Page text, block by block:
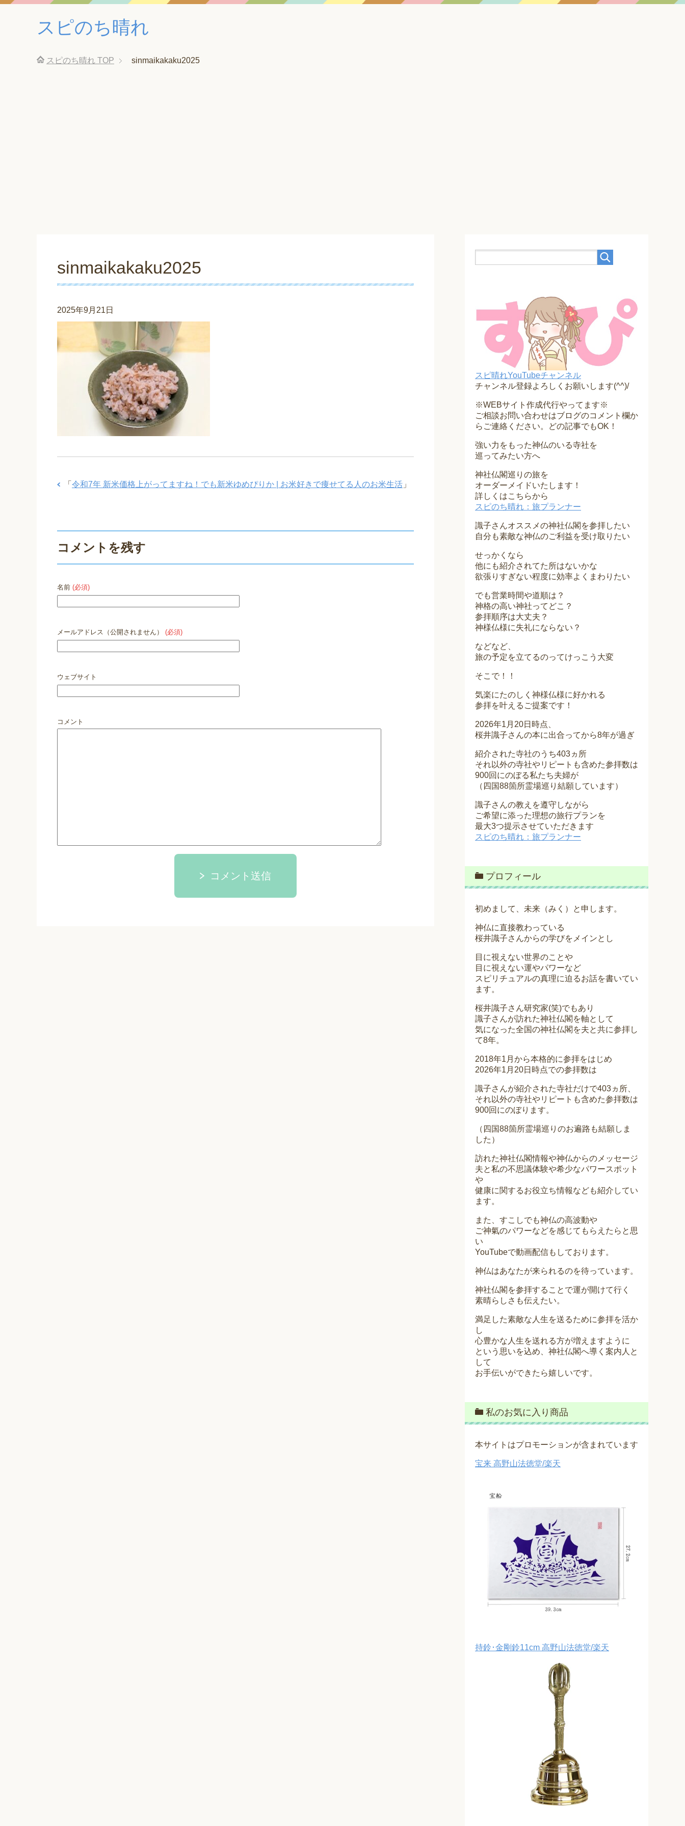
スピのち晴れ
スピのち晴れ TOP sinmaikakaku2025
sinmaikakaku2025
2025年9月21日
「 令和7年 新米価格上がってますね！でも新米ゆめぴりか | お米好きで痩せてる人のお米生活 」
コメントを残す
名前 (必須)
メールアドレス（公開されません） (必須)
ウェブサイト
コメント
コメント送信
スピ晴れYouTubeチャンネル
チャンネル登録よろしくお願いします(^^)/
※WEBサイト作成代行やってます※
ご相談お問い合わせはブログのコメント欄か
らご連絡ください。どの記事でもOK！
強い力をもった神仏のいる寺社を
巡ってみたい方へ
神社仏閣巡りの旅を
オーダーメイドいたします！
詳しくはこちらから
スピのち晴れ：旅プランナー
識子さんオススメの神社仏閣を参拝したい
自分も素敵な神仏のご利益を受け取りたい
せっかくなら
他にも紹介されてた所はないかな
欲張りすぎない程度に効率よくまわりたい
でも営業時間や道順は？
神格の高い神社ってどこ？
参拝順序は大丈夫？
神様仏様に失礼にならない？
などなど、
旅の予定を立てるのってけっこう大変
そこで！！
気楽にたのしく神様仏様に好かれる
参拝を叶えるご提案です！
2026年1月20日時点、
桜井識子さんの本に出合ってから8年が過ぎ
紹介された寺社のうち403ヵ所
それ以外の寺社やリピートも含めた参拝数は
900回にのぼる私たち夫婦が
（四国88箇所霊場巡り結願しています）
識子さんの教えを遵守しながら
ご希望に添った理想の旅行プランを
最大3つ提示させていただきます
スピのち晴れ：旅プランナー
プロフィール
初めまして、未来（みく）と申します。
神仏に直接教わっている
桜井識子さんからの学びをメインとし
目に視えない世界のことや
目に視えない運やパワーなど
スピリチュアルの真理に迫るお話を書いてい
ます。
桜井識子さん研究家(笑)でもあり
識子さんが訪れた神社仏閣を軸として
気になった全国の神社仏閣を夫と共に参拝し
て8年。
2018年1月から本格的に参拝をはじめ
2026年1月20日時点での参拝数は
識子さんが紹介された寺社だけで403ヵ所、
それ以外の寺社やリピートも含めた参拝数は
900回にのぼります。
（四国88箇所霊場巡りのお遍路も結願しま
した）
訪れた神社仏閣情報や神仏からのメッセージ
夫と私の不思議体験や希少なパワースポット
や
健康に関するお役立ち情報なども紹介してい
ます。
また、すこしでも神仏の高波動や
ご神氣のパワーなどを感じてもらえたらと思
い
YouTubeで動画配信もしております。
神仏はあなたが来られるのを待っています。
神社仏閣を参拝することで運が開けて行く
素晴らしさも伝えたい。
満足した素敵な人生を送るために参拝を活か
し
心豊かな人生を送れる方が増えますように
という思いを込め、神社仏閣へ導く案内人と
して
お手伝いができたら嬉しいです。
私のお気に入り商品
本サイトはプロモーションが含まれています
宝来 高野山法徳堂/楽天
持鈴･金剛鈴11cm 高野山法徳堂/楽天